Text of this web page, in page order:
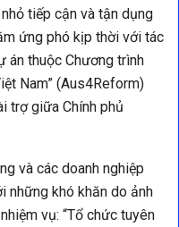
tiếp cận và tận dụng
ứng phó kịp thời với tác
án thuộc Chương trình
Nam” (Aus4Reform)
trợ giữa Chính phủ
và các doanh nghiệp
những khó khăn do ảnh
vụ: “Tổ chức tuyên